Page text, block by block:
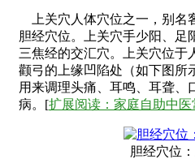
上关穴人体穴位之一，别名
胆经穴位。上关穴手少阳、足
三焦经的交汇穴。上关穴位于
颧弓的上缘凹陷处（如下图所
用来调理头痛、耳鸣、耳聋、
病。[扩展阅读： 家庭自助中
胆经穴位